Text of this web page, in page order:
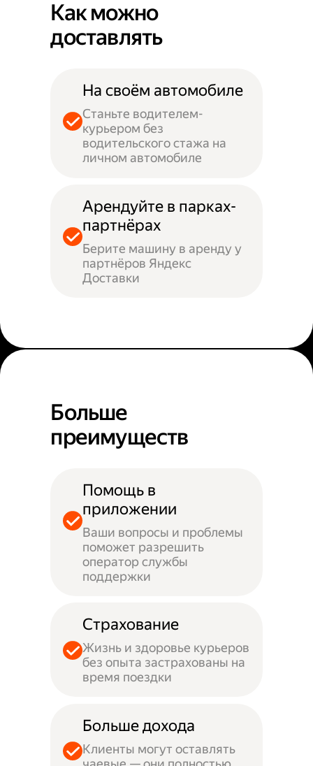
Как можно
доставлять
На своём автомобиле
Станьте водителем-
курьером без
водительского стажа на
личном автомобиле
Арендуйте в парках-
партнёрах
Берите машину в аренду у
партнёров Яндекс
Доставки
Больше
преимуществ
Помощь в
приложении
Ваши вопросы и проблемы
поможет разрешить
оператор службы
поддержки
Страхование
Жизнь и здоровье курьеров
без опыта застрахованы на
время поездки
Больше дохода
Клиенты могут оставлять